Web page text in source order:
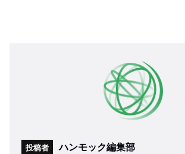
投稿者 ハンモック編集部